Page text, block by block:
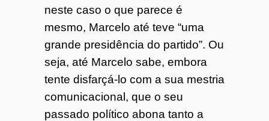
neste caso o que parece é
mesmo, Marcelo até teve “uma
grande presidência do partido”. Ou
seja, até Marcelo sabe, embora
tente disfarçá-lo com a sua mestria
comunicacional, que o seu
passado político abona tanto a